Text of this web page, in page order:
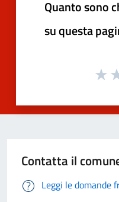
Quanto sono
su questa
Contatta il
Leggi le domande